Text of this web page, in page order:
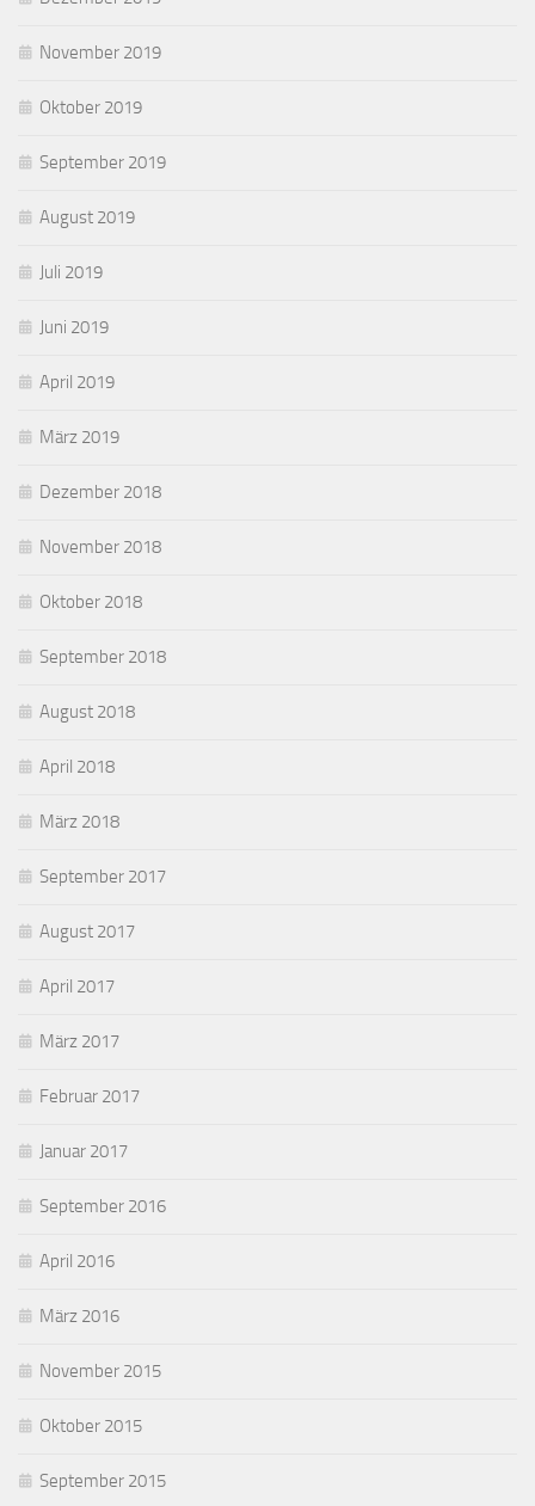
November 2019
Oktober 2019
September 2019
August 2019
Juli 2019
Juni 2019
April 2019
März 2019
Dezember 2018
November 2018
Oktober 2018
September 2018
August 2018
April 2018
März 2018
September 2017
August 2017
April 2017
März 2017
Februar 2017
Januar 2017
September 2016
April 2016
März 2016
November 2015
Oktober 2015
September 2015